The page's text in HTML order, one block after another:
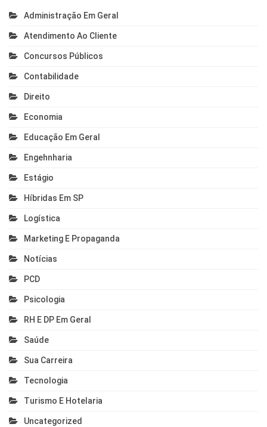
Administração Em Geral
Atendimento Ao Cliente
Concursos Públicos
Contabilidade
Direito
Economia
Educação Em Geral
Engehnharia
Estágio
Híbridas Em SP
Logística
Marketing E Propaganda
Notícias
PCD
Psicologia
RH E DP Em Geral
Saúde
Sua Carreira
Tecnologia
Turismo E Hotelaria
Uncategorized